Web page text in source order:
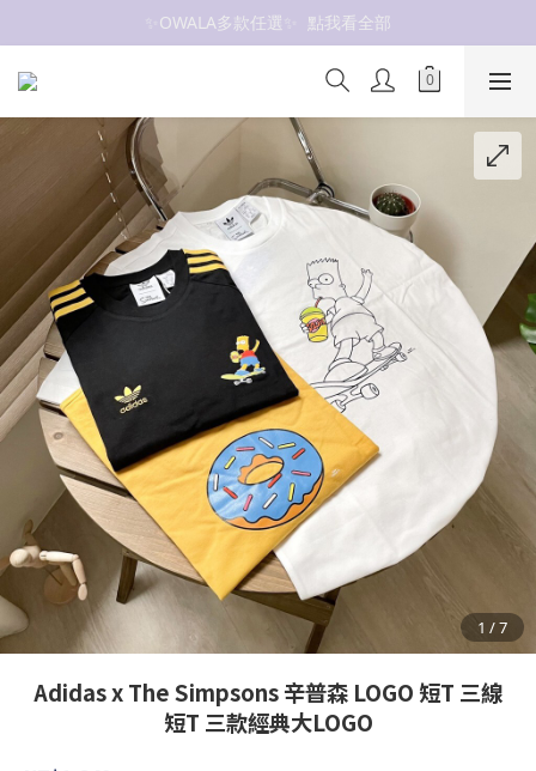
抗UV 50+防曬外套 $299🧊🧊
✨OWALA多款任選✨  點我看全部
抗UV 50+防曬外套 $299🧊🧊
Adidas x The Simpsons 辛普森 LOGO 短T 三線
短T 三款經典大LOGO